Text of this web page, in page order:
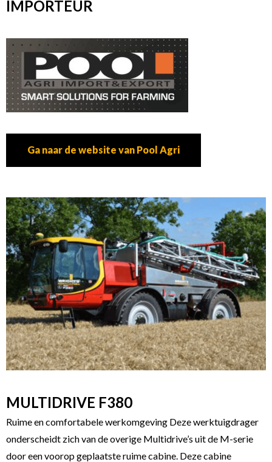
IMPORTEUR
Ga naar de website van Pool Agri
MULTIDRIVE F380
Ruime en comfortabele werkomgeving Deze werktuigdrager
onderscheidt zich van de overige Multidrive’s uit de M-serie
door een voorop geplaatste ruime cabine. Deze cabine